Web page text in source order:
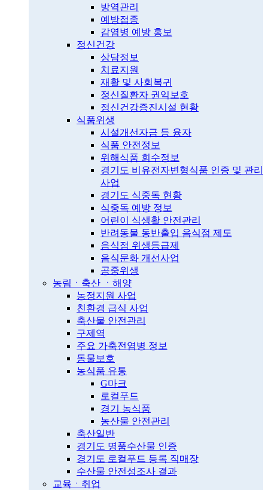
방역관리
예방접종
감염병 예방 홍보
정신건강
상담정보
치료지원
재활 및 사회복귀
정신질환자 권익보호
정신건강증진시설 현황
식품위생
시설개선자금 등 융자
식품 안전정보
위해식품 회수정보
경기도 비유전자변형식품 인증 및 관리
사업
경기도 식중독 현황
식중독 예방 정보
어린이 식생활 안전관리
반려동물 동반출입 음식점 제도
음식점 위생등급제
음식문화 개선사업
공중위생
농림ㆍ축산 ㆍ해양
농정지원 사업
친환경 급식 사업
축산물 안전관리
구제역
주요 가축전염병 정보
동물보호
농식품 유통
G마크
로컬푸드
경기 농식품
농산물 안전관리
축산일반
경기도 명품수산물 인증
경기도 로컬푸드 등록 직매장
수산물 안전성조사 결과
교육ㆍ취업